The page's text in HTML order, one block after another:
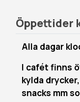
Öppettider
Alla dagar
I cafét finns
kylda
snacks mm